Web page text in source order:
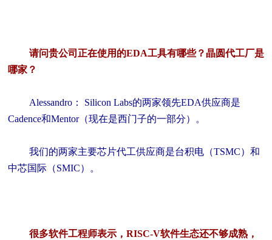
请问贵公司正在使用的EDA工具有哪些？晶圆代工厂是
哪家？
Alessandro： Silicon Labs的两家领先EDA供应商是
Cadence和Mentor（现在是西门子的一部分）。
我们的两家主要芯片代工供应商是台积电（TSMC）和
中芯国际（SMIC）。
很多软件工程师表示，RISC-V软件生态还不够成熟，